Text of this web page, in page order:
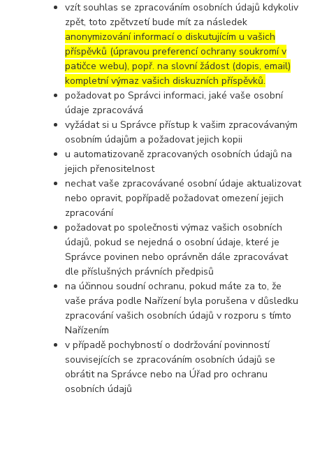
vzít souhlas se zpracováním osobních údajů kdykoliv
zpět, toto zpětvzetí bude mít za následek
anonymizování informací o diskutujícím u vašich
příspěvků (úpravou preferencí ochrany soukromí v
patičce webu), popř. na slovní žádost (dopis, email)
kompletní výmaz vašich diskuzních příspěvků.
požadovat po Správci informaci, jaké vaše osobní
údaje zpracovává
vyžádat si u Správce přístup k vašim zpracovávaným
osobním údajům a požadovat jejich kopii
u automatizovaně zpracovaných osobních údajů na
jejich přenositelnost
nechat vaše zpracovávané osobní údaje aktualizovat
nebo opravit, popřípadě požadovat omezení jejich
zpracování
požadovat po společnosti výmaz vašich osobních
údajů, pokud se nejedná o osobní údaje, které je
Správce povinen nebo oprávněn dále zpracovávat
dle příslušných právních předpisů
na účinnou soudní ochranu, pokud máte za to, že
vaše práva podle Nařízení byla porušena v důsledku
zpracování vašich osobních údajů v rozporu s tímto
Nařízením
v případě pochybností o dodržování povinností
souvisejících se zpracováním osobních údajů se
obrátit na Správce nebo na Úřad pro ochranu
osobních údajů